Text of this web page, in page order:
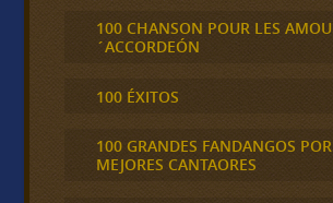
100 CHANSON POUR LES
´ACCORDEÓN
100 ÉXITOS
100 GRANDES FANDANGOS
MEJORES CANTAORES